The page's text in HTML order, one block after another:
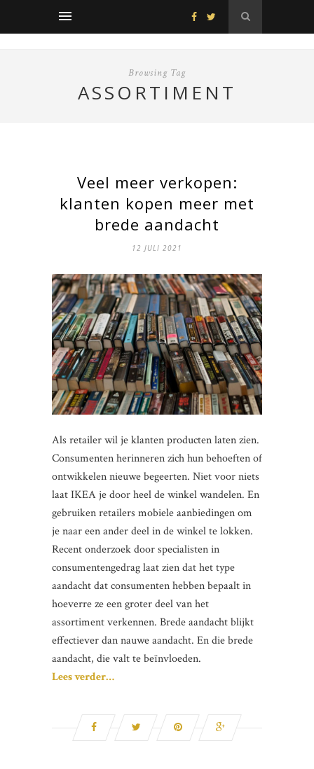
Browsing Tag
ASSORTIMENT
Veel meer verkopen:
klanten kopen meer met
brede aandacht
12 JULI 2021
Als retailer wil je klanten producten laten zien.
Consumenten herinneren zich hun behoeften of
ontwikkelen nieuwe begeerten. Niet voor niets
laat IKEA je door heel de winkel wandelen. En
gebruiken retailers mobiele aanbiedingen om
je naar een ander deel in de winkel te lokken.
Recent onderzoek door specialisten in
consumentengedrag laat zien dat het type
aandacht dat consumenten hebben bepaalt in
hoeverre ze een groter deel van het
assortiment verkennen. Brede aandacht blijkt
effectiever dan nauwe aandacht. En die brede
aandacht, die valt te beïnvloeden.
Lees verder…